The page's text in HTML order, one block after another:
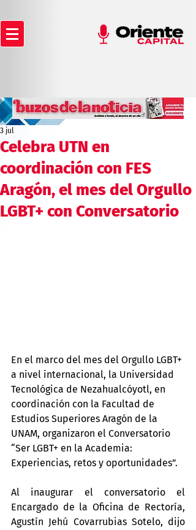
Celebra UTN en
coordinación con FES
Aragón, el mes del Orgullo
LGBT+ con Conversatorio
3 jul
En el marco del mes del Orgullo LGBT+
a nivel internacional, la Universidad
Tecnológica de Nezahualcóyotl, en
coordinación con la Facultad de
Estudios Superiores Aragón de la
UNAM, organizaron el Conversatorio
“Ser LGBT+ en la Academia:
Experiencias, retos y oportunidades”.
Al inaugurar el conversatorio el
Encargado de la Oficina de Rectoría,
Agustín Jehú Covarrubias Sotelo, dijo